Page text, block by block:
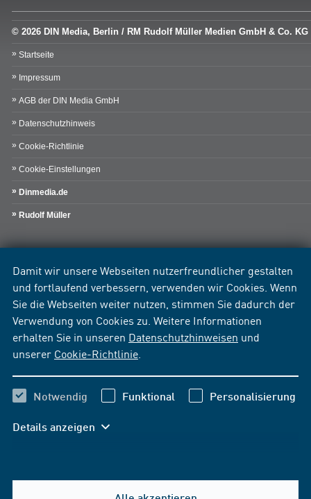
Damit wir unsere Webseiten nutzerfreundlicher gestalten
und fortlaufend verbessern, verwenden wir Cookies. Wenn
Sie die Webseiten weiter nutzen, stimmen Sie dadurch der
Verwendung von Cookies zu. Weitere Informationen
erhalten Sie in unseren Datenschutzhinweisen und
unserer Cookie-Richtlinie
Notwendig Funktional Personalisierung
Details anzeigen
© 2026 DIN Media, Berlin / RM Rudolf Müller Medien GmbH & Co. KG
Startseite
Impressum
AGB der DIN Media GmbH
Datenschutzhinweis
Cookie-Richtlinie
Cookie-Einstellungen
Dinmedia.de
Rudolf Müller